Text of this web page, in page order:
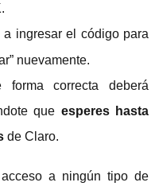
a ingresar el código para
nuevamente.
correcta deberá
que esperes hasta
de Claro.
a ningún tipo de